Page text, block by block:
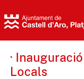
·
Locals